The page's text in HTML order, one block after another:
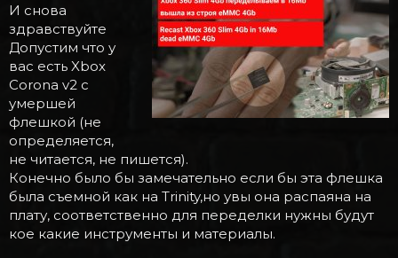
И снова
здравствуйте
Допустим что у
вас есть Xbox
Corona v2 с
умершей
флешкой (не
определяется,
не читается, не пишется).
Конечно было бы замечательно если бы эта флешка
была съемной как на Trinity,но увы она распаяна на
плату, соответственно для переделки нужны будут
кое какие инструменты и материалы.